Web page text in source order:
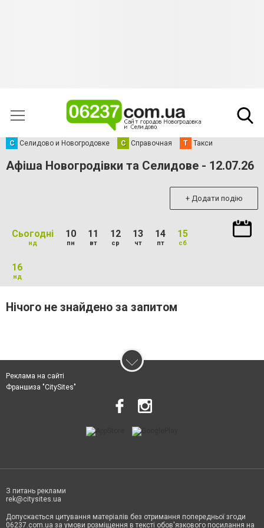
С Селидово и Новогродовке С Справочная Т Такси
Афіша Новогродівки та Селидове - 12.07.26
+ Додати подію
Сьогодні
нд
10
пн
11
вт
12
ср
13
чт
14
пт
15
сб
16
нд
Нічого не знайдено за запитом
Реклама на сайті
Франшиза "CitySites"
З питань реклами
rek@citysites.ua
Допускається цитування матеріалів без отримання попередньої згоди
06237.com.ua за умови розміщення в тексті обов'язкового посилання на